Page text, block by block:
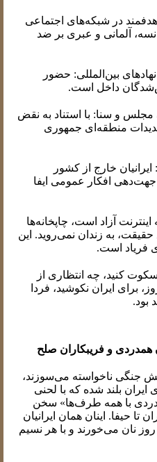
در شبکه‌های اجتماعی
آلمانی و عبری بر ضد
بین‌المللی: حضور
داخل است.
مجلس و سنا: با استناد به نقض
منطقه‌ای جمهوری
خارج از کشور
جهت‌دهی افکار عمومی ایفا
آزاد است، چاپخانه‌ها
به زندان نمی‌روید. این
فریاد است.
کنید، چه انتظاری از
برای ایران نکوشید، فردا
بود.
همدردی و فریبکاران صلح
جنگی ناخواسته می‌سوزند،
بلند شده که با لحنی
با همه طرف‌ها» سخن
تا حیفا. اینان همان ایرانیان
نان می‌خورند و با هر نسیم